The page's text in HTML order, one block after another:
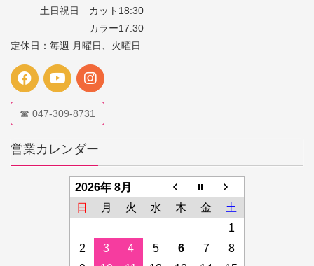
土日祝日 カット18:30
カラー17:30
定休日：毎週 月曜日、火曜日
☎ 047-309-8731
営業カレンダー
2026年 8月
日
月 火 水 木 金
土
1
2
3 4 5 6 7
8